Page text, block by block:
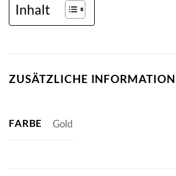
Inhalt
ZUSÄTZLICHE
FARBE Gold